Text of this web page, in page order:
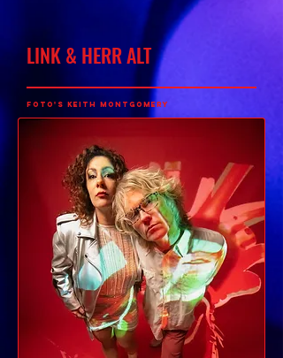
LINK & HERR ALT
FOTO'S Keith Montgomery